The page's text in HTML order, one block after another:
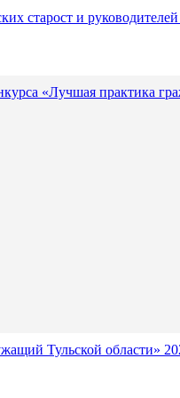
старост и
«Лучшая практика
Тульской области»